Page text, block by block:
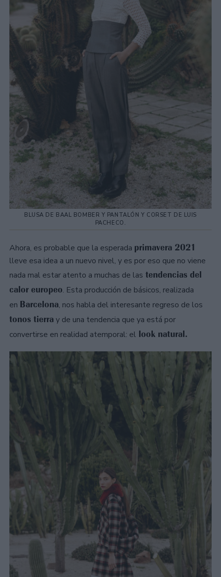
BLUSA DE BAAL BOMBER Y PANTALÓN Y CORSET DE LUIS
PACHECO.
Ahora, es probable que la esperada primavera 2021
lleve esa idea a un nuevo nivel, y es por eso que no viene
nada mal estar atento a muchas de las tendencias del
calor europeo. Esta producción de básicos, realizada
en Barcelona, nos habla del interesante regreso de los
tonos tierra y de una tendencia que ya está por
convertirse en realidad atemporal: el look natural.